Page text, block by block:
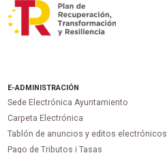
E-ADMINISTRACIÓN
Sede Electrónica Ayuntamiento
Carpeta Electrónica
Tablón de anuncios y editos electrónicos
Pago de Tributos i Tasas